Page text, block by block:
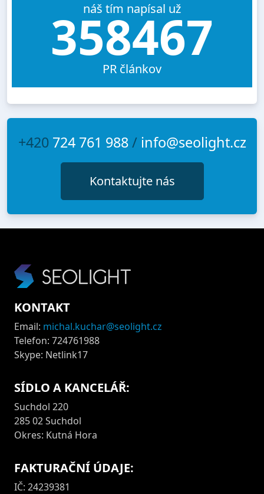
náš tím napísal už
358467
PR článkov
+420 724 761 988/ info@seolight.cz
Kontaktujte nás
KONTAKT
Email: michal.kuchar@seolight.cz
Telefon: 724761988
Skype: Netlink17
SÍDLO A KANCELÁŘ:
Suchdol 220
285 02 Suchdol
Okres: Kutná Hora
FAKTURAČNÍ ÚDAJE:
IČ: 24239381